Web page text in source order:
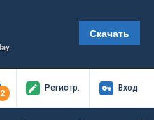
Скачать
2
Регистр. Вход